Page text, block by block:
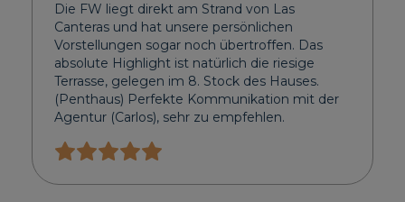
Die FW liegt direkt am Strand von Las
Canteras und hat unsere persönlichen
Vorstellungen sogar noch übertroffen. Das
absolute Highlight ist natürlich die riesige
Terrasse, gelegen im 8. Stock des Hauses.
(Penthaus) Perfekte Kommunikation mit der
Agentur (Carlos), sehr zu empfehlen.